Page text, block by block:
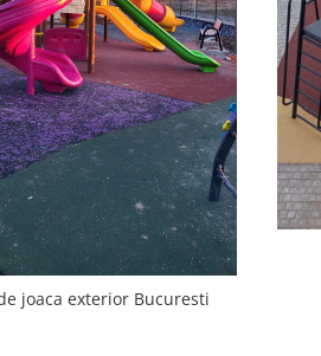
joaca exterior Bucuresti